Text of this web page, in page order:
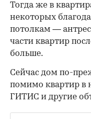
Тогда же в
некоторых
потолкам —
части квартир
больше.
Сейчас дом по-
помимо квартир в
ГИТИС и другие